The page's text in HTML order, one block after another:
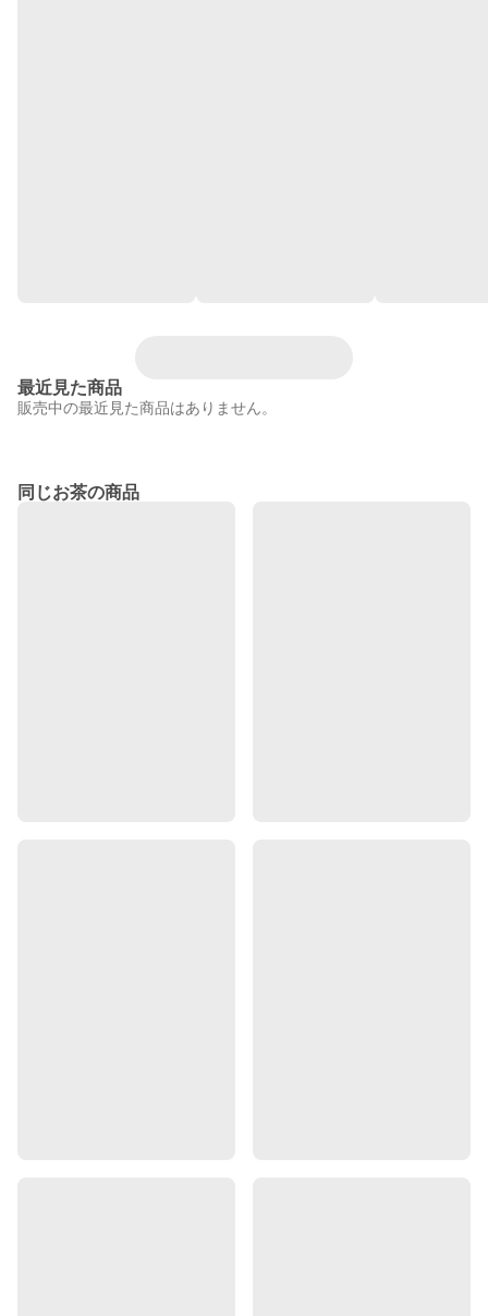
最近見た商品
販売中の最近見た商品はありません。
同じお茶の商品